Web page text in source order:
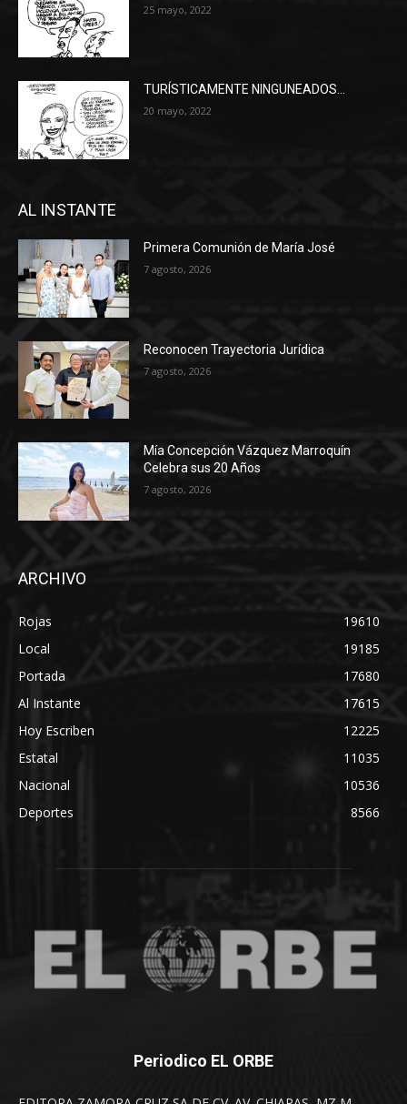
25 mayo, 2022
TURÍSTICAMENTE NINGUNEADOS…
20 mayo, 2022
AL INSTANTE
Primera Comunión de María José
7 agosto, 2026
Reconocen Trayectoria Jurídica
7 agosto, 2026
Mía Concepción Vázquez Marroquín
Celebra sus 20 Años
7 agosto, 2026
ARCHIVO
Rojas
19610
Local
19185
Portada
17680
Al Instante
17615
Hoy Escriben
12225
Estatal
11035
Nacional
10536
Deportes
8566
Periodico EL ORBE